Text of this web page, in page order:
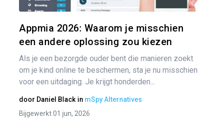
Appmia 2026: Waarom je misschien
een andere oplossing zou kiezen
Als je een bezorgde ouder bent die manieren zoekt
om je kind online te beschermen, sta je nu misschien
voor een uitdaging. Je krijgt honderden...
door Daniel Black in mSpy Alternatives
Bijgewerkt 01 jun, 2026